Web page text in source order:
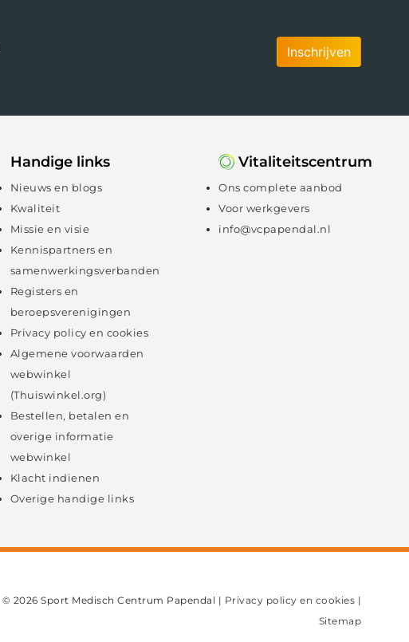
Inschrijven
Handige links
Nieuws en blogs
Kwaliteit
Missie en visie
Kennispartners en
samenwerkingsverbanden
Registers en
beroepsverenigingen
Privacy policy en cookies
Algemene voorwaarden
webwinkel
(Thuiswinkel.org)
Bestellen, betalen en
overige informatie
webwinkel
Klacht indienen
Overige handige links
Vitaliteitscentrum
Ons complete aanbod
Voor werkgevers
info@vcpapendal.nl
© 2026 Sport Medisch Centrum Papendal | Privacy policy en cookies |
Sitemap